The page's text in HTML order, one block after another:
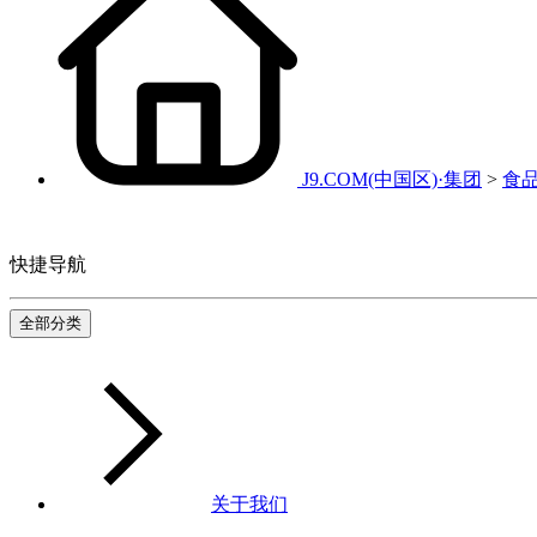
J9.COM(中国区)·集团 > 食
快捷导航
全部分类
关于我们